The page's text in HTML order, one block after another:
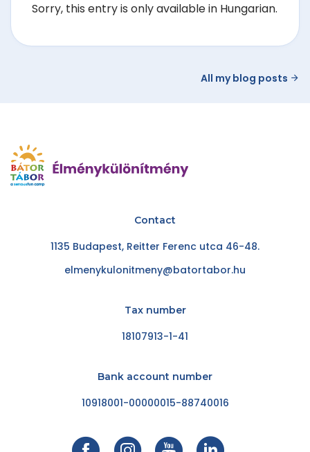
Sorry, this entry is only available in Hungarian.
All my blog posts
Contact
1135 Budapest, Reitter Ferenc utca 46-48.
elmenykulonitmeny@batortabor.hu
Tax number
18107913-1-41
Bank account number
10918001-00000015-88740016